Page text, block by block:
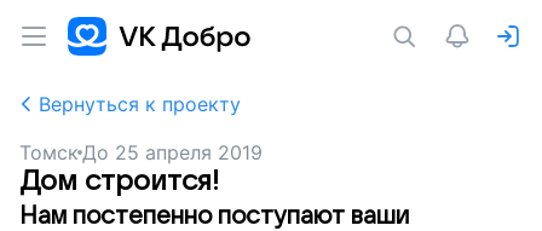
Вернуться к проекту
Томск До 25 апреля 2019
Дом строится!
Нам постепенно поступают ваши